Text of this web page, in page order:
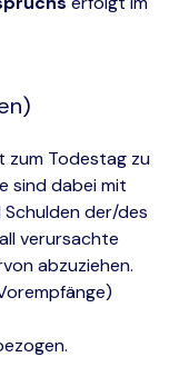
zum Todestag zu
sind dabei mit
der/des
verursachte
abzuziehen.